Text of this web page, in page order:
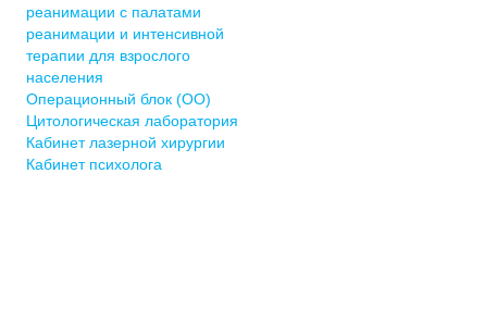
реанимации с палатами
реанимации и интенсивной
терапии для взрослого
населения
Операционный блок (ОО)
Цитологическая лаборатория
Кабинет лазерной хирургии
Кабинет психолога